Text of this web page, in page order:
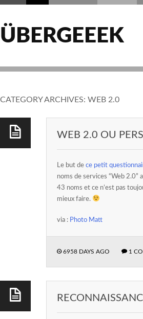
ÜBERGEEEK
CATEGORY ARCHIVES: WEB 2.0
WEB 2.0 OU
Le but de ce petit
noms de services “Web 2.0”
43 noms et ce n’est pas
mieux faire.
via : Photo Matt
6958 DAYS AGO 1